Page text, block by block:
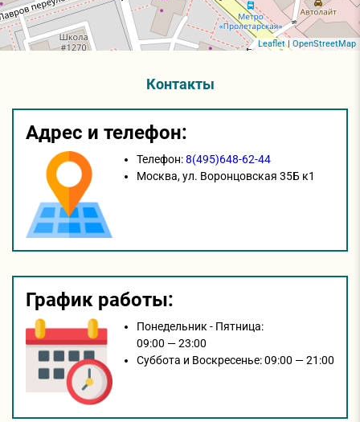
Leaflet| OpenStreetMap
Контакты
Адрес и телефон:
Телефон:8(495)648-62-44
Москва,ул. Воронцовская 35Б к1
График работы:
Понедельник - Пятница:
09:00 — 23:00
Суббота и Воскресенье:09:00 — 21:00